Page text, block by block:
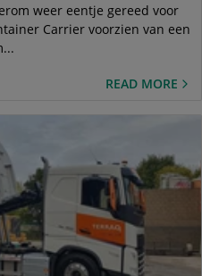
weer eentje gereed voor
Carrier voorzien van een
READ MORE